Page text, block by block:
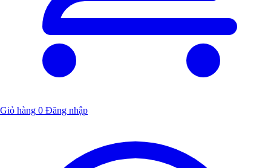
Giỏ hàng 0 Đăng nhập